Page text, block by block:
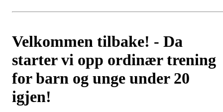
Velkommen tilbake! - Da
starter vi opp ordinær trening
for barn og unge under 20
igjen!